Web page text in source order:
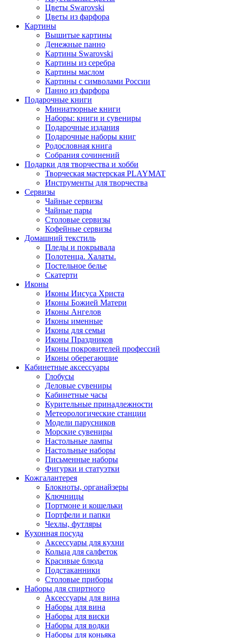
Цветы Swarovski
Цветы из фарфора
Картины
Вышитые картины
Денежные панно
Картины Swarovski
Картины из серебра
Картины маслом
Картины с символами России
Панно из фарфора
Подарочные книги
Миниатюрные книги
Наборы: книги и сувениры
Подарочные издания
Подарочные наборы книг
Родословная книга
Собрания сочинений
Подарки для творчества и хобби
Творческая мастерская PLAYMAT
Инструменты для творчества
Cервизы
Чайные сервизы
Чайные пары
Столовые сервизы
Кофейные сервизы
Домашний текстиль
Пледы и покрывала
Полотенца. Халаты.
Постельное белье
Скатерти
Иконы
Иконы Иисуса Христа
Иконы Божией Матери
Иконы Ангелов
Иконы именные
Иконы для семьи
Иконы Праздников
Иконы покровителей профессий
Иконы оберегающие
Кабинетные аксессуары
Глобусы
Деловые сувениры
Кабинетные часы
Курительные принадлежности
Метеорологические станции
Модели парусников
Морские сувениры
Настольные лампы
Настольные наборы
Письменные наборы
Фигурки и статуэтки
Кожгалантерея
Блокноты, органайзеры
Ключницы
Портмоне и кошельки
Портфели и папки
Чехлы, футляры
Кухонная посуда
Аксессуары для кухни
Кольца для салфеток
Красивые блюда
Подстаканники
Столовые приборы
Наборы для спиртного
Аксессуары для вина
Наборы для вина
Наборы для виски
Наборы для водки
Наборы для коньяка